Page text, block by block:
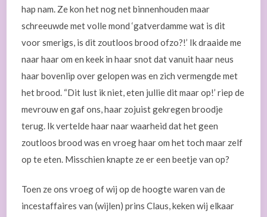
hap nam. Ze kon het nog net binnenhouden maar
schreeuwde met volle mond ‘gatverdamme wat is dit
voor smerigs, is dit zoutloos brood ofzo?!’ Ik draaide me
naar haar om en keek in haar snot dat vanuit haar neus
haar bovenlip over gelopen was en zich vermengde met
het brood. “Dit lust ik niet, eten jullie dit maar op!’ riep de
mevrouw en gaf ons, haar zojuist gekregen broodje
terug. Ik vertelde haar naar waarheid dat het geen
zoutloos brood was en vroeg haar om het toch maar zelf
op te eten. Misschien knapte ze er een beetje van op?
Toen ze ons vroeg of wij op de hoogte waren van de
incestaffaires van (wijlen) prins Claus, keken wij elkaar